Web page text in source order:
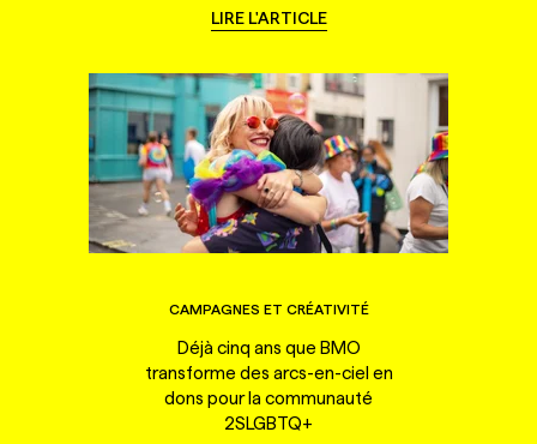
LIRE L'ARTICLE
CAMPAGNES ET CRÉATIVITÉ
Déjà cinq ans que BMO
transforme des arcs-en-ciel en
dons pour la communauté
2SLGBTQ+